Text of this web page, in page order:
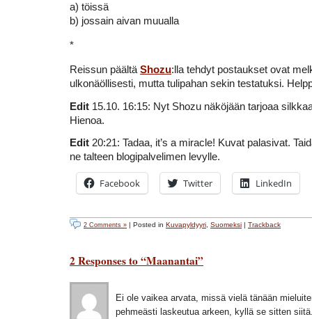
a) töissä
b) jossain aivan muualla
*
Reissun päältä Shozu:lla tehdyt postaukset ovat
ulkonäöllisesti, mutta tulipahan sekin testatuksi.
Edit 15.10. 16:15: Nyt Shozu näköjään tarjoaa
Hienoa.
Edit 20:21: Tadaa, it’s a miracle! Kuvat palasivat.
ne talteen blogipalvelimen levylle.
Facebook Twitter LinkedIn
2 Comments » | Posted in Kuvapyldyyri Suomeksi | Trackback
2 Responses to “Maanantai”
Ei ole vaikea arvata, missä vielä tänään
pehmeästi laskeutua arkeen, kyllä se sitten